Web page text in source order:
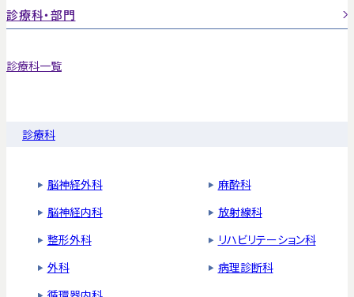
診療科・部門
診療科一覧
診療科
脳神経外科
脳神経内科
整形外科
外科
麻酔科
放射線科
リハビリテーション科
病理診断科